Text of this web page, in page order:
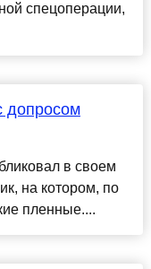
спецоперации,
допросом
в своем
на котором, по
пленные....